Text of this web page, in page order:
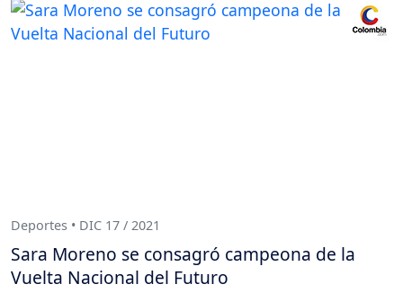
Deportes • DIC 17 / 2021
Sara Moreno se consagró campeona de la
Vuelta Nacional del Futuro